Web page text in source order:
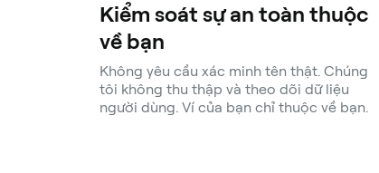
Kiểm soát sự an toàn thuộc
về bạn
Không yêu cầu xác minh tên thật. Chúng
tôi không thu thập và theo dõi dữ liệu
người dùng. Ví của bạn chỉ thuộc về bạn.